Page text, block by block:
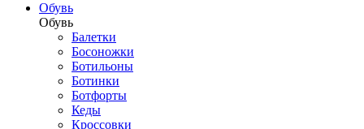
Обувь
Обувь
Балетки
Босоножки
Ботильоны
Ботинки
Ботфорты
Кеды
Кроссовки